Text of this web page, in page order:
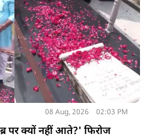
08 Aug, 2026 02:03 PM
पर क्यों नहीं आते?' फिरोज